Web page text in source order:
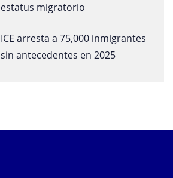
estatus migratorio
ICE arresta a 75,000 inmigrantes
sin antecedentes en 2025